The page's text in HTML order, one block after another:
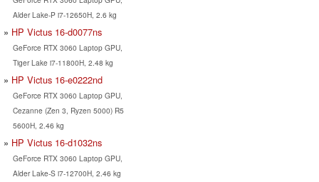
Alder Lake-P i7-12650H, 2.6 kg
HP Victus 16-d0077ns
GeForce RTX 3060 Laptop GPU,
Tiger Lake i7-11800H, 2.48 kg
HP Victus 16-e0222nd
GeForce RTX 3060 Laptop GPU,
Cezanne (Zen 3, Ryzen 5000) R5
5600H, 2.46 kg
HP Victus 16-d1032ns
GeForce RTX 3060 Laptop GPU,
Alder Lake-S i7-12700H, 2.46 kg